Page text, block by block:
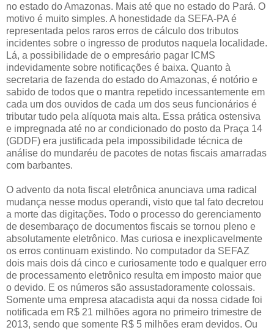
no estado do Amazonas. Mais até que no estado do Pará. O
motivo é muito simples. A honestidade da SEFA-PA é
representada pelos raros erros de cálculo dos tributos
incidentes sobre o ingresso de produtos naquela localidade.
Lá, a possibilidade de o empresário pagar ICMS
indevidamente sobre notificações é baixa. Quanto à
secretaria de fazenda do estado do Amazonas, é notório e
sabido de todos que o mantra repetido incessantemente em
cada um dos ouvidos de cada um dos seus funcionários é
tributar tudo pela alíquota mais alta. Essa prática ostensiva
e impregnada até no ar condicionado do posto da Praça 14
(GDDF) era justificada pela impossibilidade técnica de
análise do mundaréu de pacotes de notas fiscais amarradas
com barbantes.
O advento da nota fiscal eletrônica anunciava uma radical
mudança nesse modus operandi, visto que tal fato decretou
a morte das digitações. Todo o processo do gerenciamento
de desembaraço de documentos fiscais se tornou pleno e
absolutamente eletrônico. Mas curiosa e inexplicavelmente
os erros continuam existindo. No computador da SEFAZ
dois mais dois dá cinco e curiosamente todo e qualquer erro
de processamento eletrônico resulta em imposto maior que
o devido. E os números são assustadoramente colossais.
Somente uma empresa atacadista aqui da nossa cidade foi
notificada em R$ 21 milhões agora no primeiro trimestre de
2013, sendo que somente R$ 5 milhões eram devidos. Ou